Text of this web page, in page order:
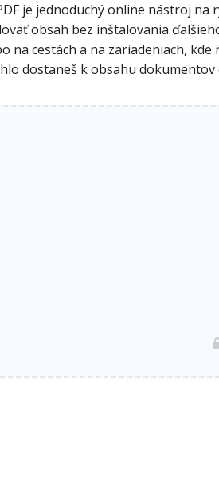
je jednoduchý online nástroj
obsah bez inštalovania
na cestách a na zariadeniach,
dostaneš k obsahu dokumentov